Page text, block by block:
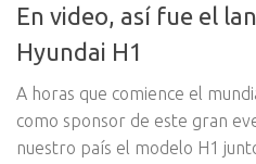
En video, así fue el
Hyundai H1
A horas que comience el
como sponsor de este gran
nuestro país el modelo H1